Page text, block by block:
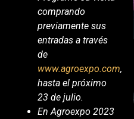
comprando
previamente sus
entradas a través
de
www.agroexpo.com,
hasta el próximo
23 de julio.
En Agroexpo 2023